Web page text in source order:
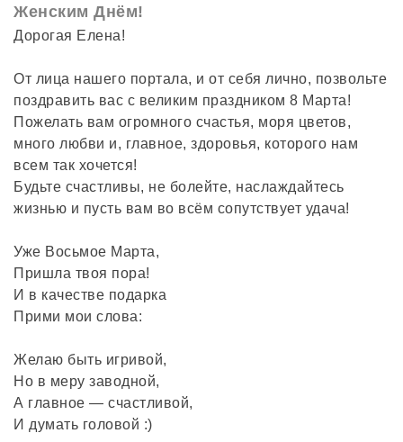
Женским Днём!
Дорогая Елена!
От лица нашего портала, и от себя лично, позвольте
поздравить вас с великим праздником 8 Марта!
Пожелать вам огромного счастья, моря цветов,
много любви и, главное, здоровья, которого нам
всем так хочется!
Будьте счастливы, не болейте, наслаждайтесь
жизнью и пусть вам во всём сопутствует удача!
Уже Восьмое Марта,
Пришла твоя пора!
И в качестве подарка
Прими мои слова:
Желаю быть игривой,
Но в меру заводной,
А главное — счастливой,
И думать головой :)